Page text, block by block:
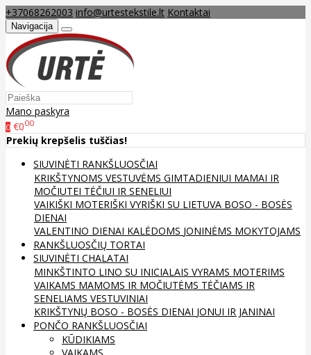
+37068262003 info@urtestekstile.lt Kontaktai
Navigacija
Mano paskyra
0 €000
Prekių krepšelis tuščias!
SIUVINĖTI RANKŠLUOSČIAI
KRIKŠTYNOMS VESTUVĖMS GIMTADIENIUI MAMAI IR
MOČIUTEI TĖČIUI IR SENELIUI
VAIKIŠKI MOTERIŠKI VYRIŠKI SU LIETUVA BOSO - BOSĖS
DIENAI
VALENTINO DIENAI KALĖDOMS JONINĖMS MOKYTOJAMS
RANKŠLUOSČIŲ TORTAI
SIUVINĖTI CHALATAI
MINKŠTINTO LINO SU INICIALAIS VYRAMS MOTERIMS
VAIKAMS MAMOMS IR MOČIUTĖMS TĖČIAMS IR
SENELIAMS VESTUVINIAI
KRIKŠTYNŲ BOSO - BOSĖS DIENAI JONUI IR JANINAI
PONČO RANKŠLUOSČIAI
KŪDIKIAMS
VAIKAMS